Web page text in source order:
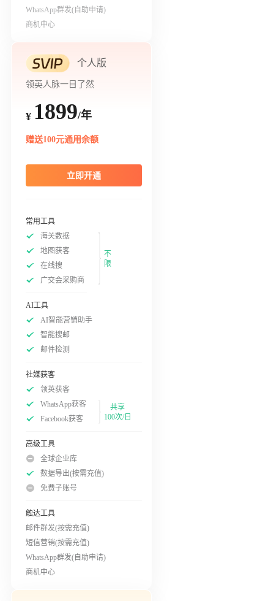
WhatsApp群发(自助申请)
商机中心
个人版
领英人脉一目了然
¥ 1899/年
赠送100元通用余额
立即开通
常用工具
海关数据
地图获客
在线搜
广交会采购商
不
限
AI工具
AI智能营销助手
智能搜邮
邮件检测
社媒获客
领英获客
WhatsApp获客
Facebook获客
共享
100次/日
高级工具
全球企业库
数据导出(按需充值)
免费子账号
触达工具
邮件群发(按需充值)
短信营销(按需充值)
WhatsApp群发(自助申请)
商机中心